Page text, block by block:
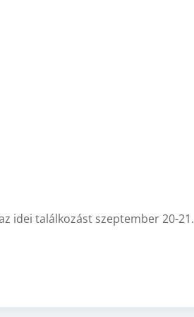
idei találkozást szeptember 20-21.